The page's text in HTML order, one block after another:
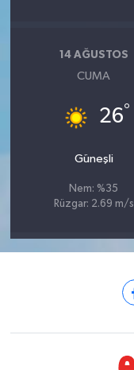
14 AĞUSTOS
CUMA
26°
Güneşli
Nem: %35
Rüzgar: 2.69 m/s